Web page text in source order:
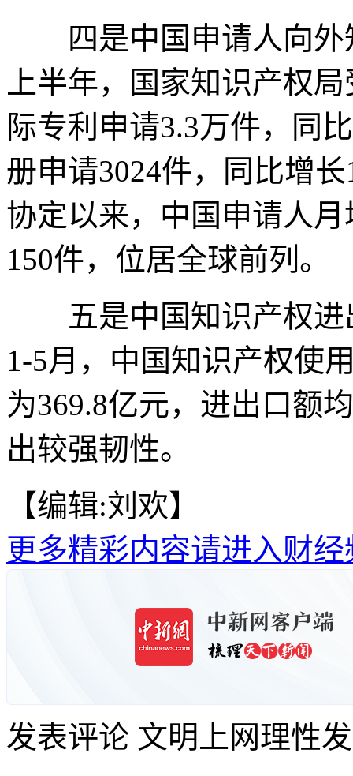
四是中国申请人向外
上半年，国家知识产权
际专利申请3.3万件，同
册申请3024件，同比增
协定以来，中国申请人
150件，位居全球前列。
五是中国知识产权进
1-5月，中国知识产权使
为369.8亿元，进出口额
出较强韧性。
【编辑:刘欢】
更多精彩内容请进入财经
发表评论 文明上网理性